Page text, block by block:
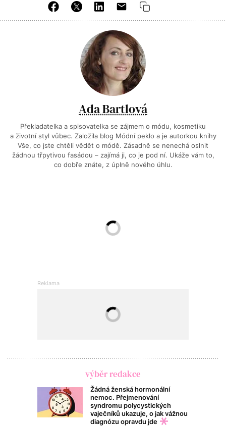
Ada Bartlová
Překladatelka a spisovatelka se zájmem o módu, kosmetiku
a životní styl vůbec. Založila blog Módní peklo a je autorkou knihy
Vše, co jste chtěli vědět o módě. Zásadně se nenechá oslnit
žádnou třpytivou fasádou – zajímá ji, co je pod ní. Ukáže vám to,
co dobře znáte, z úplně nového úhlu.
výběr redakce
Žádná ženská hormonální
nemoc. Přejmenování
syndromu polycystických
vaječníků ukazuje, o jak vážnou
diagnózu opravdu jde